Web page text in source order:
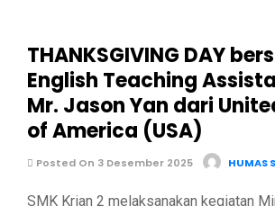
THANKSGIVING DAY
English Teaching
Mr. Jason Yan dari
of America (USA)
Posted On 3 Desember 2025 HUMAS
SMK Krian 2 melaksanakan kegiatan